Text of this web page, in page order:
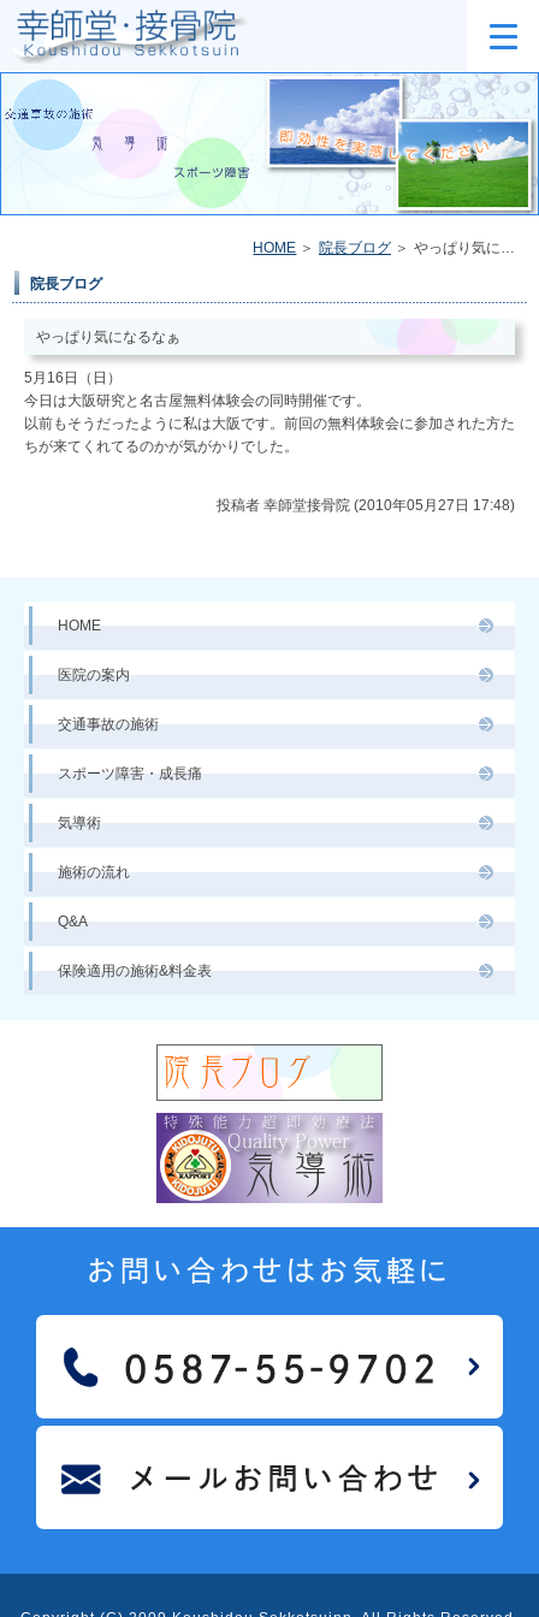
HOME 院長ブログ やっぱり気になるなぁ
院長ブログ
やっぱり気になるなぁ
5月16日（日）
今日は大阪研究と名古屋無料体験会の同時開催です。
以前もそうだったように私は大阪です。前回の無料体験会に参加された方た
ちが来てくれてるのかが気がかりでした。
投稿者 幸師堂接骨院 (2010年05月27日 17:48)
HOME
医院の案内
交通事故の施術
スポーツ障害・成長痛
気導術
施術の流れ
Q&A
保険適用の施術&料金表
お問い合わせはお気軽に